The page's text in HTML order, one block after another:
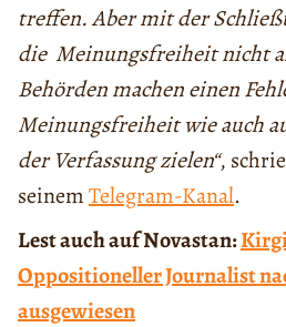
treffen. Aber mit der
die Meinungsfreiheit nicht
Behörden machen einen
Meinungsfreiheit wie auch
der Verfassung zielen“,
seinemTelegram-Kanal.
Lest auch auf Novastan:
Oppositioneller Journalist
ausgewiesen